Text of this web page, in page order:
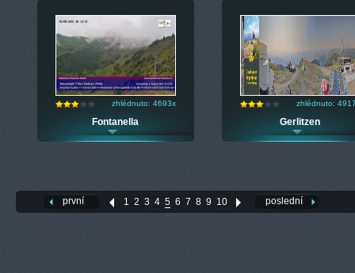
zhlédnuto: 4693x
Fontanella
zhlédnuto:
Gerlitzen
první 1 2 3 4 5 6 7 8 9 10 poslední